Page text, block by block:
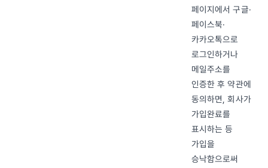
페이지에서 구글·
페이스북·
카카오톡으로
로그인하거나
메일주소를
인증한 후 약관에
동의하면, 회사가
가입완료를
표시하는 등
가입을
승낙함으로써